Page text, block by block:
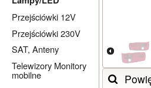
Przejściówki 12V
Przejściówki 230V
SAT, Anteny
Telewizory Monitory
mobilne